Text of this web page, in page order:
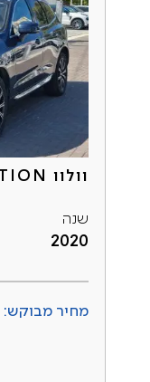
וולוו XC60 T8 INSCRIPTION
שנה
2020
מחיר מבוקש: ₪179,000